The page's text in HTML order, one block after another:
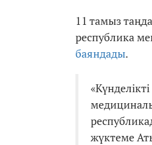
11 тамыз
республика
баяндады.
жүктеме